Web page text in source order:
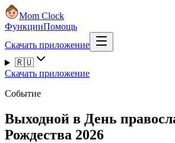
Mom Clock
ФункцииПомощь
Скачать приложение
🇷🇺
Скачать приложение
Событие
Выходной в День
Рождества 2026